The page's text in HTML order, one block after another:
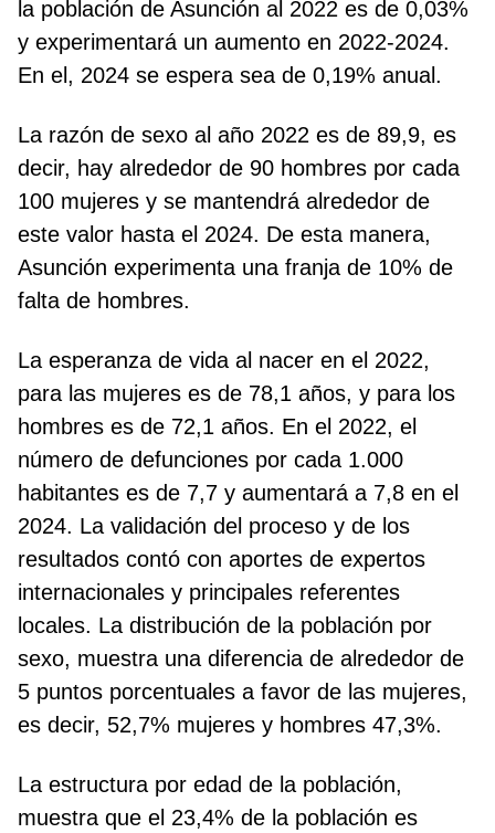
la población de Asunción al 2022 es de 0,03%
y experimentará un aumento en 2022-2024.
En el, 2024 se espera sea de 0,19% anual.
La razón de sexo al año 2022 es de 89,9, es
decir, hay alrededor de 90 hombres por cada
100 mujeres y se mantendrá alrededor de
este valor hasta el 2024. De esta manera,
Asunción experimenta una franja de 10% de
falta de hombres.
La esperanza de vida al nacer en el 2022,
para las mujeres es de 78,1 años, y para los
hombres es de 72,1 años. En el 2022, el
número de defunciones por cada 1.000
habitantes es de 7,7 y aumentará a 7,8 en el
2024. La validación del proceso y de los
resultados contó con aportes de expertos
internacionales y principales referentes
locales. La distribución de la población por
sexo, muestra una diferencia de alrededor de
5 puntos porcentuales a favor de las mujeres,
es decir, 52,7% mujeres y hombres 47,3%.
La estructura por edad de la población,
muestra que el 23,4% de la población es